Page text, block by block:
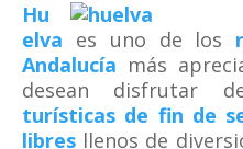
Hu
elva es uno de los
Andalucía más
desean disfrutar
turísticas de fin de
libres llenos de